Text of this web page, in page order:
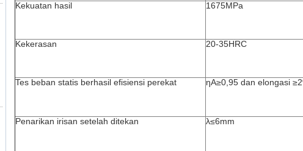
Kekuatan hasil 1675MPa
Kekerasan 20-35HRC
Tes beban statis berhasil efisiensi perekat ηA≥0,95 dan elongasi
Penarikan irisan setelah ditekan λ≤6mm